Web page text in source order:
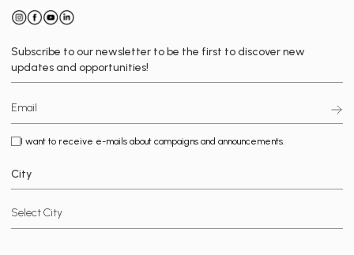
Subscribe to our newsletter to be the first to discover new
updates and opportunities!
I want to receive e-mails about campaigns and announcements.
City